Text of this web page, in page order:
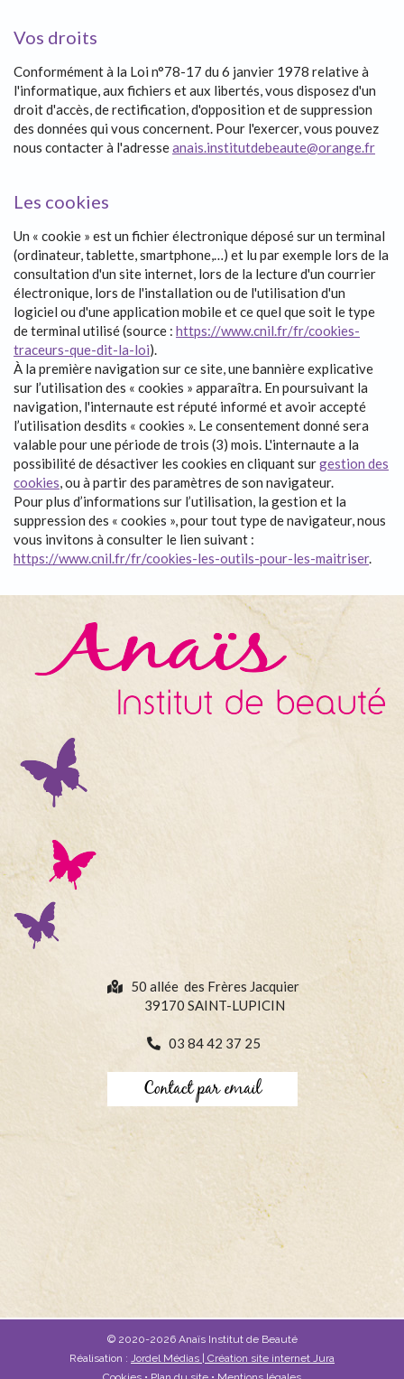
Vos droits
Conformément à la Loi n°78-17 du 6 janvier 1978 relative à
l'informatique, aux fichiers et aux libertés, vous disposez d'un
droit d'accès, de rectification, d'opposition et de suppression
des données qui vous concernent. Pour l'exercer, vous pouvez
nous contacter à l'adresseanais.institutdebeaute@orange.fr
Les cookies
Un « cookie » est un fichier électronique déposé sur un terminal
(ordinateur, tablette, smartphone,…) et lu par exemple lors de la
consultation d'un site internet, lors de la lecture d'un courrier
électronique, lors de l'installation ou de l'utilisation d'un
logiciel ou d'une application mobile et ce quel que soit le type
de terminal utilisé (source : https://www.cnil.fr/fr/cookies-
traceurs-que-dit-la-loi).
À la première navigation sur ce site, une bannière explicative
sur l’utilisation des « cookies » apparaîtra. En poursuivant la
navigation, l'internaute est réputé informé et avoir accepté
l’utilisation desdits « cookies ». Le consentement donné sera
valable pour une période de trois (3) mois. L'internaute a la
possibilité de désactiver les cookies en cliquant surgestion des
cookies, ou à partir des paramètres de son navigateur.
Pour plus d’informations sur l’utilisation, la gestion et la
suppression des « cookies », pour tout type de navigateur, nous
vous invitons à consulter le lien suivant :
https://www.cnil.fr/fr/cookies-les-outils-pour-les-maitriser.
50 allée des Frères Jacquier
39170 SAINT-LUPICIN
03 84 42 37 25
Contact par email
© 2020-2026 Anaïs Institut de Beauté
Réalisation : Jordel Médias | Création site internet Jura